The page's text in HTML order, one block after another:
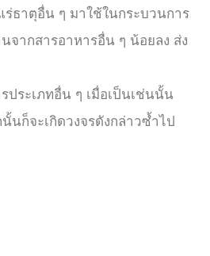
ธาตุอื่น ๆ มาใช้ในกระบวนการ
จากสารอาหารอื่น ๆ น้อยลง ส่ง
ประเภทอื่น ๆ เมื่อเป็นเช่นนั้น
นก็จะเกิดวงจรดังกล่าวซ้ำไป